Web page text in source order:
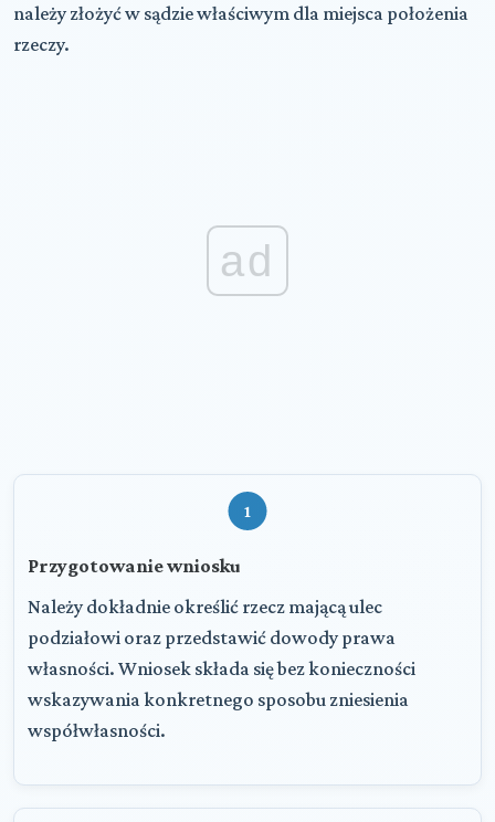
należy złożyć w sądzie właściwym dla miejsca położenia
rzeczy.
ad
1
Przygotowanie wniosku
Należy dokładnie określić rzecz mającą ulec
podziałowi oraz przedstawić dowody prawa
własności. Wniosek składa się bez konieczności
wskazywania konkretnego sposobu zniesienia
współwłasności.